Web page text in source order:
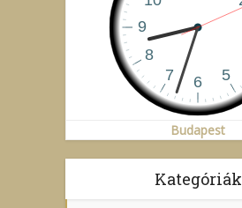
Budapest
Kategóriák